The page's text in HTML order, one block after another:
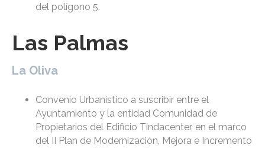
del polígono 5.
Las Palmas
La Oliva
Convenio Urbanístico a suscribir entre el
Ayuntamiento y la entidad Comunidad de
Propietarios del Edificio Tindacenter, en el marco
del II Plan de Modernización, Mejora e Incremento